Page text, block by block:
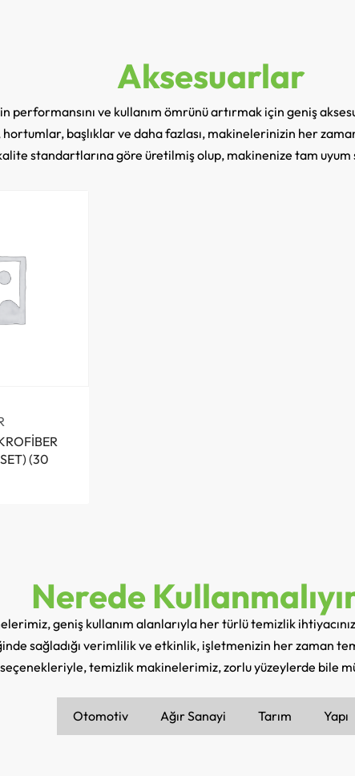
Aksesuarlar
performansını ve kullanım ömrünü artırmak için geniş
başlıklar ve daha fazlası, makinelerinizin her
standartlarına göre üretilmiş olup, makinenize tam
(30
Nerede
geniş kullanım alanlarıyla her türlü temizlik
sağladığı verimlilik ve etkinlik, işletmenizin her zaman
temizlik makinelerimiz, zorlu yüzeylerde bile
Otomotiv Ağır Sanayi Tarım Yapı